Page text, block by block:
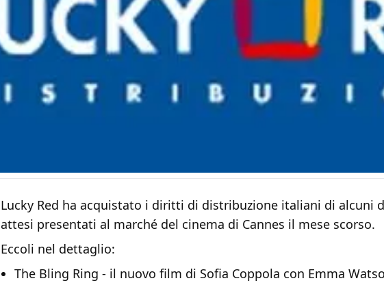
Lucky Red ha acquistato i diritti di distribuzione italiani di alcuni
attesi presentati al marché del cinema di Cannes il mese scorso.
Eccoli nel dettaglio:
The Bling Ring - il nuovo film di Sofia Coppola con Emma